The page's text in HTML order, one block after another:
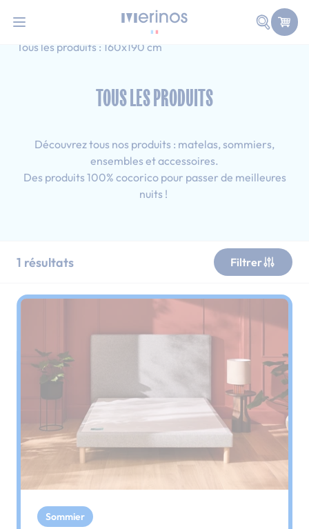
Faire
Accueil
Simple
Tous les produits : 160x190 cm
TOUS LES PRODUITS
Découvrez tous nos produits : matelas, sommiers,
ensembles et accessoires.
Des produits 100% cocorico pour passer de meilleures
nuits !
1 résultats Filtrer
Sommier